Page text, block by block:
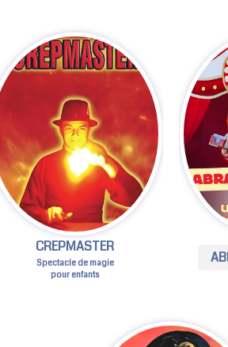
CREPMASTER
Spectacle de magie
pour enfants